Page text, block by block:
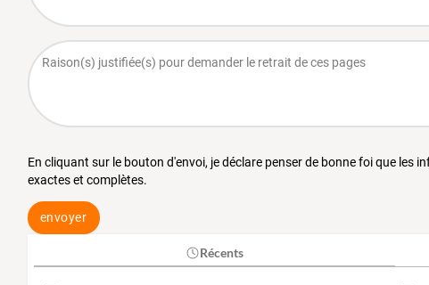
En cliquant sur le bouton d'envoi, je déclare penser de bonne foi que
exactes et complètes.
envoyer
Récents